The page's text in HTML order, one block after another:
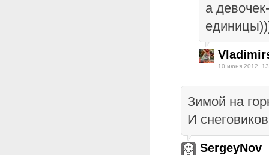
а
10 июня 2012,
Зимой на
И
SergeyNov